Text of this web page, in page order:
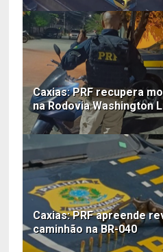
Caxias: PRF recupera
na Rodovia Washington
Caxias: PRF apreende
caminhão na BR-040